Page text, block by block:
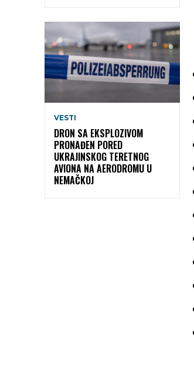
VESTI
DRON SA EKSPLOZIVOM
PRONAĐEN PORED
UKRAJINSKOG TERETNOG
AVIONA NA AERODROMU U
NEMAČKOJ